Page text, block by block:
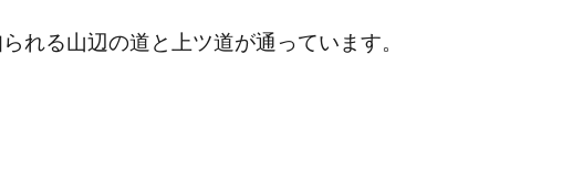
れる山辺の道と上ツ道が通っています。